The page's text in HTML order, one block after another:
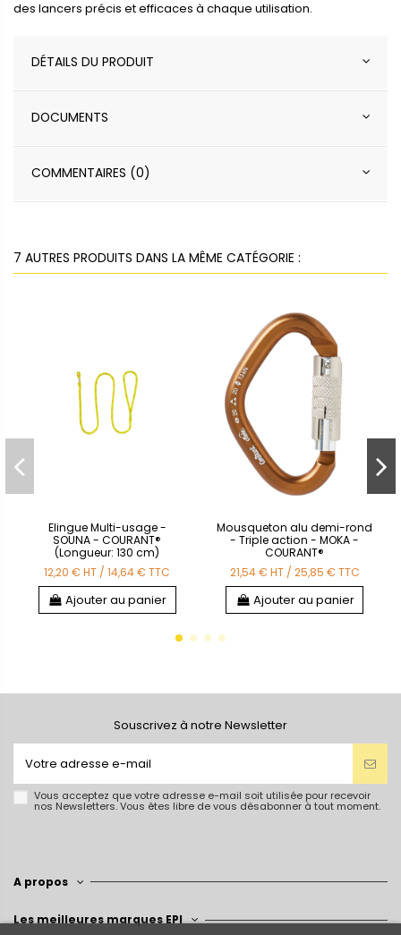
des lancers précis et efficaces à chaque utilisation.
DÉTAILS DU PRODUIT
DOCUMENTS
COMMENTAIRES (0)
7 AUTRES PRODUITS DANS LA MÊME CATÉGORIE :
Elingue Multi-usage -
SOUNA - COURANT®
(Longueur: 130 cm)
12,20 €HT /14,64 €TTC
Ajouter au panier
Mousqueton alu demi-rond
- Triple action - MOKA -
COURANT®
21,54 €HT / 25,85 €TTC
Ajouter au panier
Souscrivez à notre Newsletter
Vous acceptez que votre adresse e-mail soit utilisée pour recevoir
nos Newsletters. Vous êtes libre de vous désabonner à tout moment.
A propos
Les meilleures marques EPI